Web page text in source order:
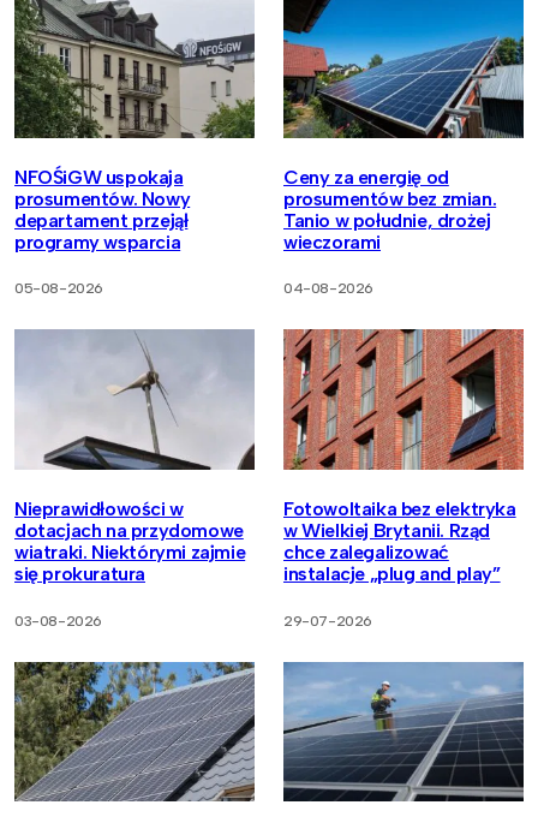
NFOŚiGW uspokaja
prosumentów. Nowy
departament przejął
programy wsparcia
05-08-2026
Ceny za energię od
prosumentów bez zmian.
Tanio w południe, drożej
wieczorami
04-08-2026
Nieprawidłowości w
dotacjach na przydomowe
wiatraki. Niektórymi zajmie
się prokuratura
03-08-2026
Fotowoltaika bez elektryka
w Wielkiej Brytanii. Rząd
chce zalegalizować
instalacje „plug and play”
29-07-2026